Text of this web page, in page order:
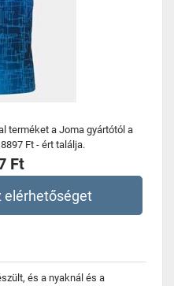
terméket a Joma gyártótól a
Ft - ért találja.
Ft
elérhetőséget
és a nyaknál és a